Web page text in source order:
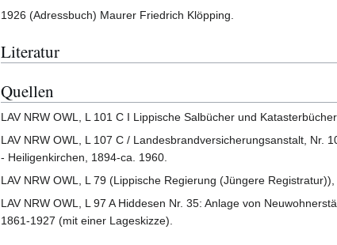
1926 (Adressbuch) Maurer Friedrich Klöpping.
Literatur
Quellen
LAV NRW OWL, L 101 C I Lippische Salbücher und
LAV NRW OWL, L 107 C / Landesbrandversicherungsanstalt, Nr.
- Heiligenkirchen, 1894-ca. 1960.
LAV NRW OWL, L 79 (Lippische Regierung (Jüngere
LAV NRW OWL, L 97 A Hiddesen Nr. 35: Anlage von
1861-1927 (mit einer Lageskizze).